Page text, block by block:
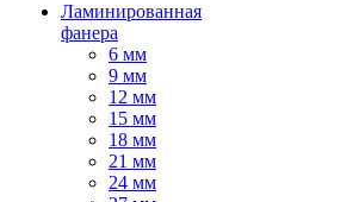
Ламинированная
фанера
6 мм
9 мм
12 мм
15 мм
18 мм
21 мм
24 мм